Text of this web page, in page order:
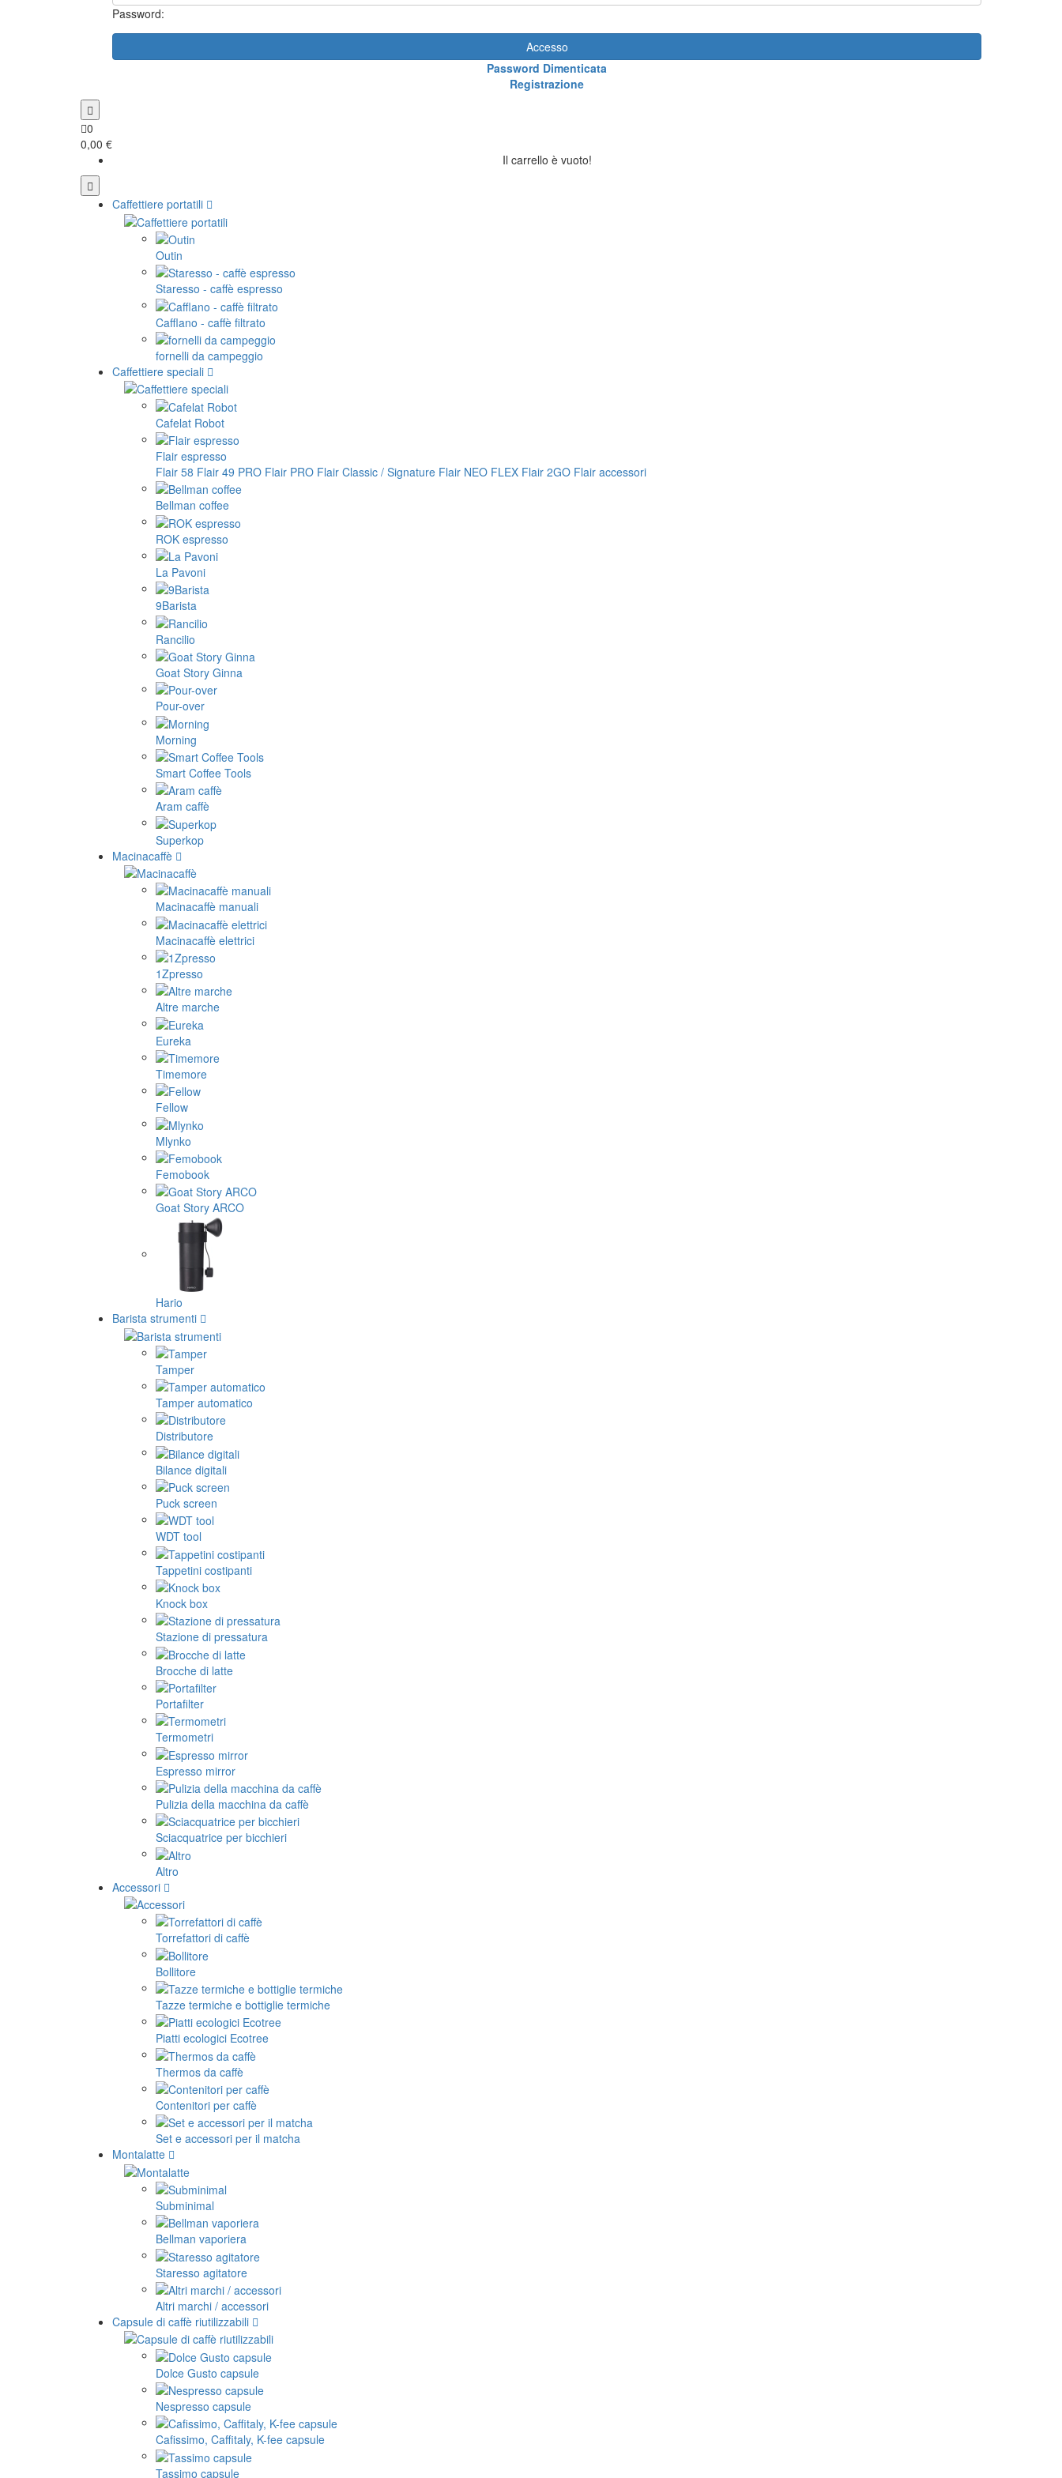
Password:
Accesso
Password Dimenticata
Registrazione
0
0,00 €
Il carrello è vuoto!
Caffettiere portatili
Outin
Staresso - caffè espresso
Cafflano - caffè filtrato
fornelli da campeggio
Caffettiere speciali
Cafelat Robot
Flair espresso
Flair 58 Flair 49 PRO Flair PRO Flair Classic / Signature Flair NEO FLEX Flair 2GO Flair accessori
Bellman coffee
ROK espresso
La Pavoni
9Barista
Rancilio
Goat Story Ginna
Pour-over
Morning
Smart Coffee Tools
Aram caffè
Superkop
Macinacaffè
Macinacaffè manuali
Macinacaffè elettrici
1Zpresso
Altre marche
Eureka
Timemore
Fellow
Mlynko
Femobook
Goat Story ARCO
Hario
Barista strumenti
Tamper
Tamper automatico
Distributore
Bilance digitali
Puck screen
WDT tool
Tappetini costipanti
Knock box
Stazione di pressatura
Brocche di latte
Portafilter
Termometri
Espresso mirror
Pulizia della macchina da caffè
Sciacquatrice per bicchieri
Altro
Accessori
Torrefattori di caffè
Bollitore
Tazze termiche e bottiglie termiche
Piatti ecologici Ecotree
Thermos da caffè
Contenitori per caffè
Set e accessori per il matcha
Montalatte
Subminimal
Bellman vaporiera
Staresso agitatore
Altri marchi / accessori
Capsule di caffè riutilizzabili
Dolce Gusto capsule
Nespresso capsule
Cafissimo, Caffitaly, K-fee capsule
Tassimo capsule